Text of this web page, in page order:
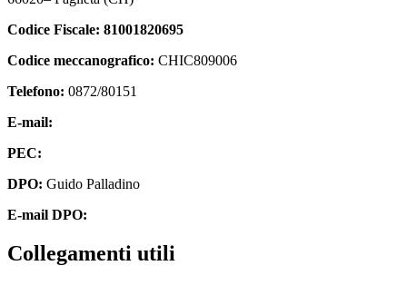
Codice Fiscale: 81001820695
Codice meccanografico: CHIC809006
Telefono: 0872/80151
E-mail:
PEC:
DPO: Guido Palladino
E-mail DPO:
Collegamenti utili